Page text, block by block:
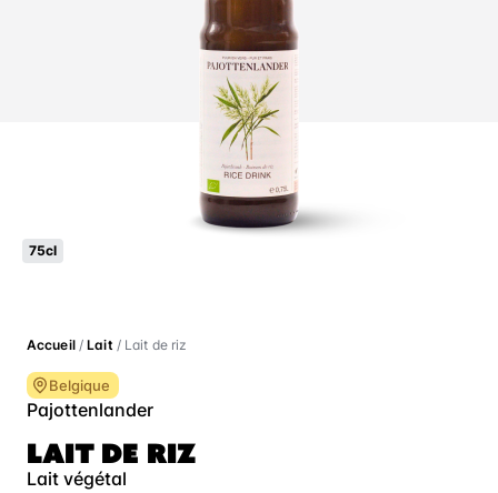
75cl
Accueil/Lait / Lait de riz
Belgique
Pajottenlander
LAIT DE RIZ
Lait végétal